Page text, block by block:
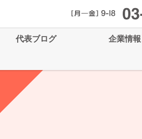
代表ブログ 企業情報